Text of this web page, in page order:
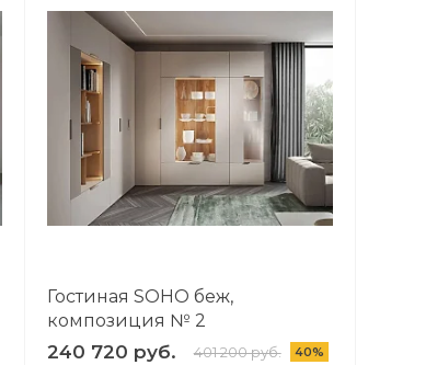
Гостиная SOHO беж,
композиция № 2
240 720 руб. 401 200 руб. 40%